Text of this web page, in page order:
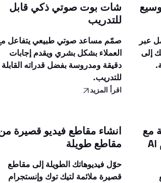
عبر
إلى
شات بوت صوتي ذكي قابل
للتدريب
صمّم مساعد صوتي طبيعي يتفاعل
العملاء بشكل بشري ويقدم إجابات
دقيقة ومدروسة بفضل قدراته القابلة
للتدريب.
اقرأ المزيد
مع
العلامة التجارية باستخدام AI
انشاء مقاطع فيديو قصيرة
مقاطع طويلة
حوّل فيديوهاتك الطويلة إلى مقاطع
قصيرة ملائمة لتيك توك وإنستجرام